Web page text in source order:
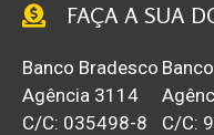
FAÇA A SUA
Banco Bradesco
Agência 3114
C/C: 035498-8
C/C: